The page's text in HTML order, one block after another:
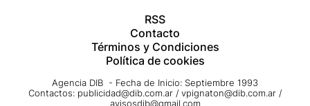
RSS
Contacto
Términos y Condiciones
Política de cookies
Agencia DIB - Fecha de Inicio: Septiembre 1993
Contactos: publicidad@dib.com.ar / vpignaton@dib.com.ar /
avisosdib@gmail.com